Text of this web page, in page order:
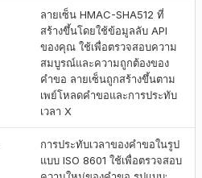
ลายเซ็น HMAC-SHA512 ที่
สร้างขึ้นโดยใช้ข้อมูลลับ API
ของคุณ ใช้เพื่อตรวจสอบความ
สมบูรณ์และความถูกต้องของ
คำขอ ลายเซ็นถูกสร้างขึ้นตาม
เพย์โหลดคำขอและการประทับ
เวลา X
การประทับเวลาของคำขอในรูป
แบบ ISO 8601 ใช้เพื่อตรวจสอบ